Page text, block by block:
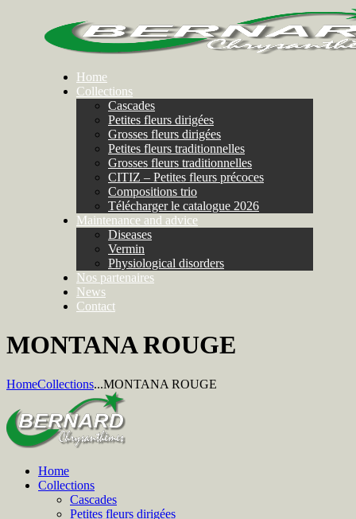
Home
Collections
Cascades
Petites fleurs dirigées
Grosses fleurs dirigées
Petites fleurs traditionnelles
Grosses fleurs traditionnelles
CITIZ – Petites fleurs précoces
Compositions trio
Télécharger le catalogue 2026
Maintenance and advice
Diseases
Vermin
Physiological disorders
Nos partenaires
News
Contact
MONTANA ROUGE
HomeCollections...MONTANA ROUGE
Home
Collections
Cascades
Petites fleurs dirigées